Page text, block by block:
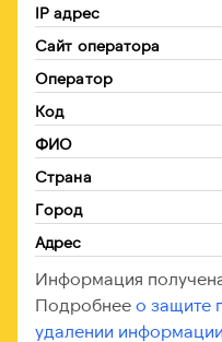
IP адрес
Сайт оператора
Оператор
Код
ФИО
Страна
Город
Адрес
Информация
Подробнее о защите
удалении